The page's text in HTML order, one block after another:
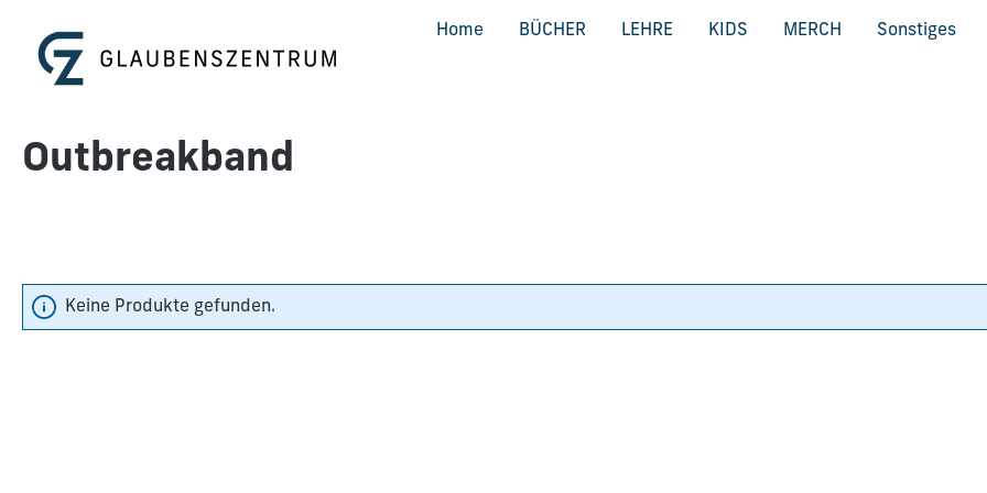
Home BÜCHER LEHRE KIDS MERCH Sonstiges
Outbreakband
Keine Produkte gefunden.